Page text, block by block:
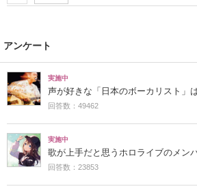
アンケート
実施中
声が好きな「日本のボーカリスト」
回答数：49462
実施中
歌が上手だと思うホロライブのメン
回答数：23853